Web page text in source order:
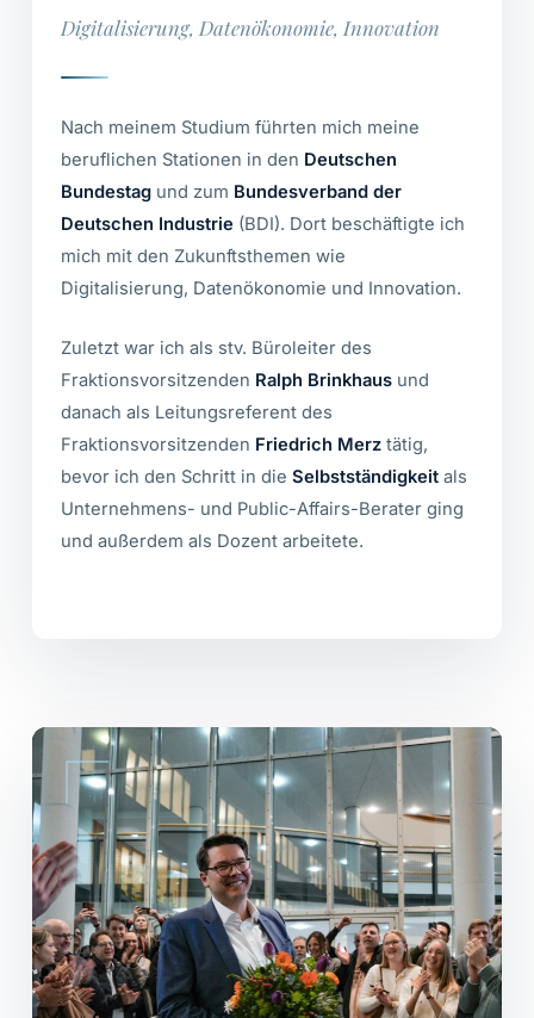
Digitalisierung, Datenökonomie, Innovation
Nach meinem Studium führten mich meine
beruflichen Stationen in den Deutschen
Bundestag und zum Bundesverband der
Deutschen Industrie (BDI). Dort beschäftigte ich
mich mit den Zukunftsthemen wie
Digitalisierung, Datenökonomie und Innovation.
Zuletzt war ich als stv. Büroleiter des
Fraktionsvorsitzenden Ralph Brinkhaus und
danach als Leitungsreferent des
Fraktionsvorsitzenden Friedrich Merz tätig,
bevor ich den Schritt in die Selbstständigkeit als
Unternehmens- und Public-Affairs-Berater ging
und außerdem als Dozent arbeitete.